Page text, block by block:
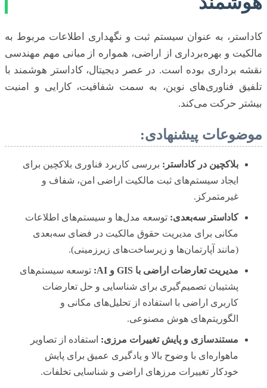
کاداستر، به عنوان سیستم ثبت و نگهداری اطلاعات مربوط به
مالکیت و بهره‌برداری از اراضی، همواره از مبانی مهم مهندسی
نقشه برداری بوده است. در عصر دیجیتال، کاداستر هوشمند با
تلفیق فناوری‌های نوین، به سمت شفافیت، کارایی و امنیت
بیشتر حرکت می‌کند.
موضوعات پیشنهادی:
بلاکچین در کاداستر: بررسی کاربرد فناوری بلاکچین برای
ایجاد سیستم‌های ثبت مالکیت اراضی امن، شفاف و
غیرمتمرکز.
کاداستر سه‌بعدی: توسعه مدل‌ها و سیستم‌های اطلاعات
مکانی برای مدیریت حقوق مالکیت در فضای سه‌بعدی
(مانند آپارتمان‌ها و زیرساخت‌های زیرزمینی).
مدیریت تعارضات اراضی با GIS و AI:
توسعه سیستم‌های
پشتیبان تصمیم‌گیری برای شناسایی و حل تعارضات
کاربری اراضی با استفاده از تحلیل‌های مکانی و
الگوریتم‌های هوش مصنوعی.
مستندسازی و پایش تغییرات مرزی: استفاده از تصاویر
ماهواره‌ای با وضوح بالا و یادگیری عمیق برای پایش
خودکار تغییرات مرزهای اراضی و شناسایی تخلفات.